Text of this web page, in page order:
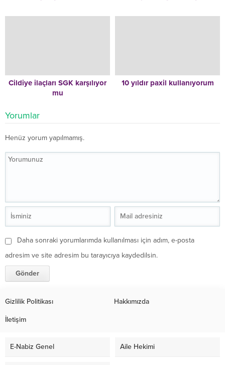
Cildiye ilaçları SGK karşılıyor
mu
10 yıldır paxil kullanıyorum
Yorumlar
Henüz yorum yapılmamış.
Daha sonraki yorumlarımda kullanılması için adım, e-posta
adresim ve site adresim bu tarayıcıya kaydedilsin.
Gizlilik Politikası Hakkımızda
İletişim
E-Nabiz Genel Aile Hekimi